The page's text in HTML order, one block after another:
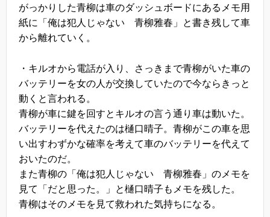
がっかりした青柳は車のダッシュボードにあるメモ用
紙に「俺は犯人じゃない 青柳雅春」と書き残して車
から離れていく。
・キルオから電話が入り、さっきまで青柳がいた車の
バッテリーを女の人が交換していたので今ならきっと
動くと言われる。
青柳が車に鍵を回すとキルオの言う通り車は動いた。
バッテリーを代えたのは樋口晴子。青柳がこの車を思
い出すわずかな確率を考えて車のバッテリーを代えて
おいたのだ。
また青柳の「俺は犯人じゃない 青柳雅春」のメモを
見て「だと思った。」と樋口晴子もメモを残した。
青柳はそのメモを見て救われた気持ちになる。